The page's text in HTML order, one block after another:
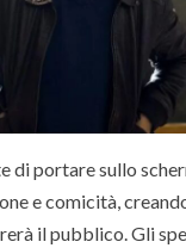
di portare sullo
e comicità,
il pubblico. Gli